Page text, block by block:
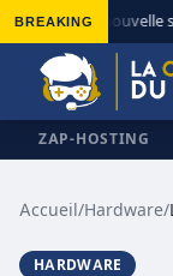
BREAKING
◆ MSI renouvelle
ZAP-HOSTING
Accueil/Hardware/
HARDWARE